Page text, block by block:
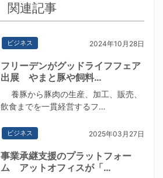
関連記事
ビジネス 2024年10月28日
フリーデンがグッドライフフェア
出展 やまと豚や飼料…
養豚から豚肉の生産、加工、販売、
飲食までを一貫経営するフ…
ビジネス 2025年03月27日
事業承継支援のプラットフォー
ム アットオフィスが「…